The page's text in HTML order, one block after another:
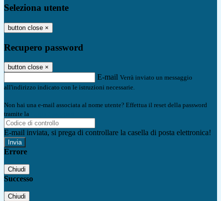
Seleziona utente
button close ×
Recupero password
button close ×
E-mail Verrà inviato un messaggio
all'indirizzo indicato con le istruzioni necessarie.
Non hai una e-mail associata al nome utente? Effettua il reset della password
tramite la
E-mail inviata, si prega di controllare la casella di posta elettronica!
Errore
Chiudi
Successo
Chiudi